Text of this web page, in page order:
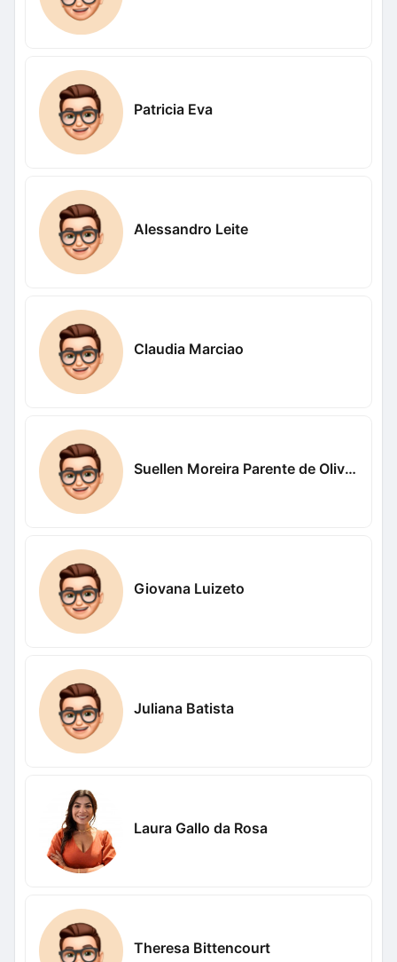
Patricia Eva
Alessandro Leite
Claudia Marciao
Suellen Moreira Parente de Oliveira
Giovana Luizeto
Juliana Batista
Laura Gallo da Rosa
Theresa Bittencourt